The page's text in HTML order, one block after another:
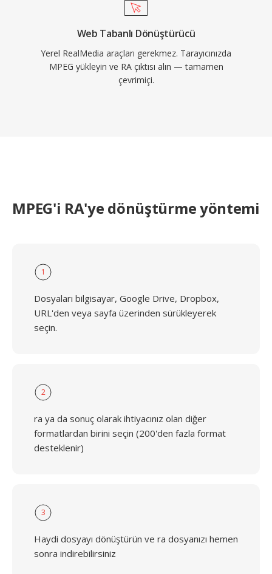
Web Tabanlı Dönüştürücü
Yerel RealMedia araçları gerekmez. Tarayıcınızda
MPEG yükleyin ve RA çıktısı alın — tamamen
çevrimiçi.
MPEG'i RA'ye dönüştürme yöntemi
1
Dosyaları bilgisayar, Google Drive, Dropbox,
URL'den veya sayfa üzerinden sürükleyerek
seçin.
2
ra ya da sonuç olarak ihtiyacınız olan diğer
formatlardan birini seçin (200'den fazla format
desteklenir)
3
Haydi dosyayı dönüştürün ve ra dosyanızı hemen
sonra indirebilirsiniz